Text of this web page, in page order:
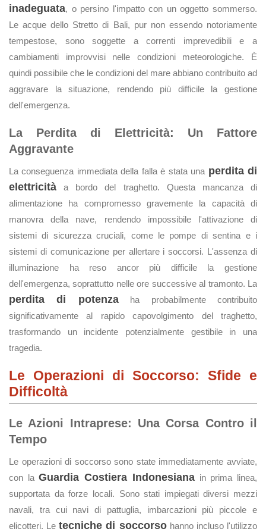
inadeguata, o persino l'impatto con un oggetto sommerso.
Le acque dello Stretto di Bali, pur non essendo notoriamente
tempestose, sono soggette a correnti imprevedibili e a
cambiamenti improvvisi nelle condizioni meteorologiche. È
quindi possibile che le condizioni del mare abbiano contribuito ad
aggravare la situazione, rendendo più difficile la gestione
dell'emergenza.
La Perdita di Elettricità: Un Fattore
Aggravante
La conseguenza immediata della falla è stata una perdita di
elettricità a bordo del traghetto. Questa mancanza di
alimentazione ha compromesso gravemente la capacità di
manovra della nave, rendendo impossibile l'attivazione di
sistemi di sicurezza cruciali, come le pompe di sentina e i
sistemi di comunicazione per allertare i soccorsi. L'assenza di
illuminazione ha reso ancor più difficile la gestione
dell'emergenza, soprattutto nelle ore successive al tramonto. La
perdita di potenzaha probabilmente contribuito
significativamente al rapido capovolgimento del traghetto,
trasformando un incidente potenzialmente gestibile in una
tragedia.
Le Operazioni di Soccorso: Sfide e
Difficoltà
Le Azioni Intraprese: Una Corsa Contro il
Tempo
Le operazioni di soccorso sono state immediatamente avviate,
con laGuardia Costiera Indonesianain prima linea,
supportata da forze locali. Sono stati impiegati diversi mezzi
navali, tra cui navi di pattuglia, imbarcazioni più piccole e
elicotteri. Letecniche di soccorsohanno incluso l'utilizzo